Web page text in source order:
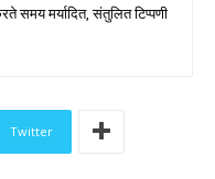
समय मर्यादित, संतुलित टिप्पणी
Twitter